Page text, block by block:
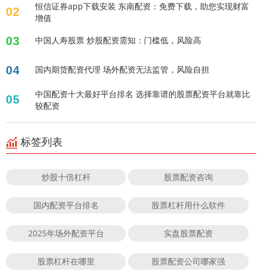
02
恒信证券app下载安装 东南配资：免费下载，助您实现财富
增值
03 中国人寿股票 炒股配资需知：门槛低，风险高
04 国内期货配资代理 场外配资无法监管，风险自担
05
中国配资十大最好平台排名 选择靠谱的股票配资平台就靠比
较配资
标签列表
炒股十倍杠杆 股票配资咨询
国内配资平台排名 股票杠杆用什么软件
2025年场外配资平台 实盘股票配资
股票杠杆在哪里 股票配资公司哪家强